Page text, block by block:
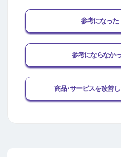
参考になった
参考にならなか
商品･サービスを改善